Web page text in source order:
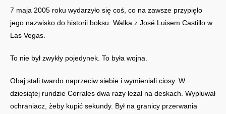
7 maja 2005 roku wydarzyło się coś, co na zawsze przypięło
jego nazwisko do historii boksu. Walka z José Luisem Castillo w
Las Vegas.
To nie był zwykły pojedynek. To była wojna.
Obaj stali twardo naprzeciw siebie i wymieniali ciosy. W
dziesiątej rundzie Corrales dwa razy leżał na deskach. Wypluwał
ochraniacz, żeby kupić sekundy. Był na granicy przerwania